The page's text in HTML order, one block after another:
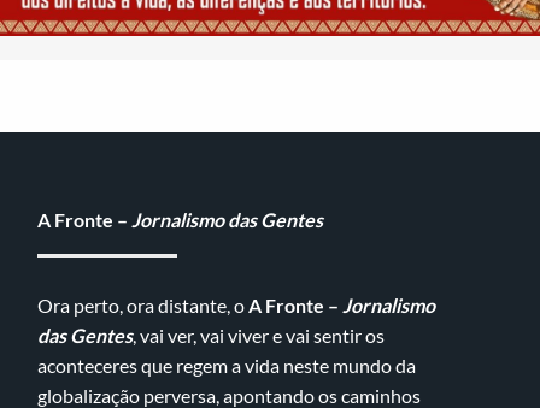
A Fronte – Jornalismo das Gentes
Ora perto, ora distante, oA Fronte – Jornalismo
das Gentes, vai ver, vai viver e vai sentir os
aconteceres que regem a vida neste mundo da
globalização perversa, apontando os caminhos